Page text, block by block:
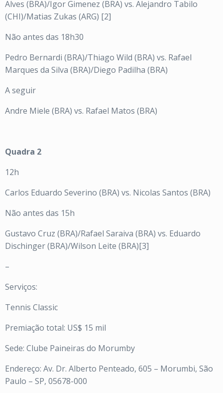
Alves (BRA)/Igor Gimenez (BRA) vs. Alejandro Tabilo
(CHI)/Matias Zukas (ARG) [2]
Não antes das 18h30
Pedro Bernardi (BRA)/Thiago Wild (BRA) vs. Rafael
Marques da Silva (BRA)/Diego Padilha (BRA)
A seguir
Andre Miele (BRA) vs. Rafael Matos (BRA)
Quadra 2
12h
Carlos Eduardo Severino (BRA) vs. Nicolas Santos (BRA)
Não antes das 15h
Gustavo Cruz (BRA)/Rafael Saraiva (BRA) vs. Eduardo
Dischinger (BRA)/Wilson Leite (BRA)[3]
–
Serviços:
Tennis Classic
Premiação total: US$ 15 mil
Sede: Clube Paineiras do Morumby
Endereço: Av. Dr. Alberto Penteado, 605 – Morumbi, São
Paulo – SP, 05678-000